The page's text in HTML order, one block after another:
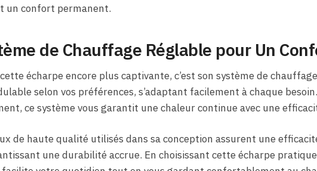
un confort permanent.
de Chauffage Réglable pour Un
écharpe encore plus captivante, c’est son système de
selon vos préférences, s’adaptant facilement à chaque
ce système vous garantit une chaleur continue avec une
de haute qualité utilisés dans sa conception assurent une
une durabilité accrue. En choisissant cette écharpe